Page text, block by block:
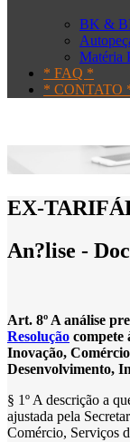
BK &
Matéria
* FAQ *
* CONTATO
EX-
An?lise -
Art. 8º A análise
Resolução compete
Inovação,
Desenvolvimento,
§ 1º A descrição a
ajustada pela
Comércio, Serviços